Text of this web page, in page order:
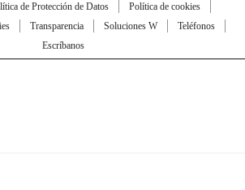
de Protección de Datos
Política de cookies
Transparencia Soluciones W
Teléfonos
Escríbanos